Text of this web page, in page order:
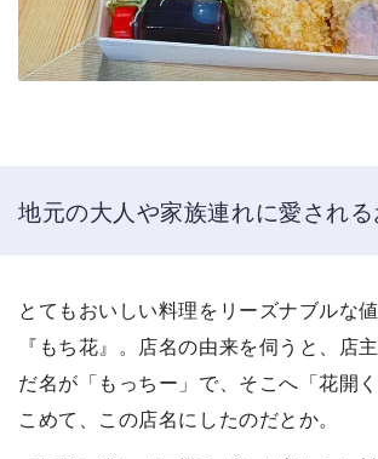
地元の大人や家族連れに愛され
とてもおいしい料理をリーズナブルな
『もち花』。店名の由来を伺うと、店
だ名が「もっちー」で、そこへ「花開
こめて、この店名にしたのだとか。